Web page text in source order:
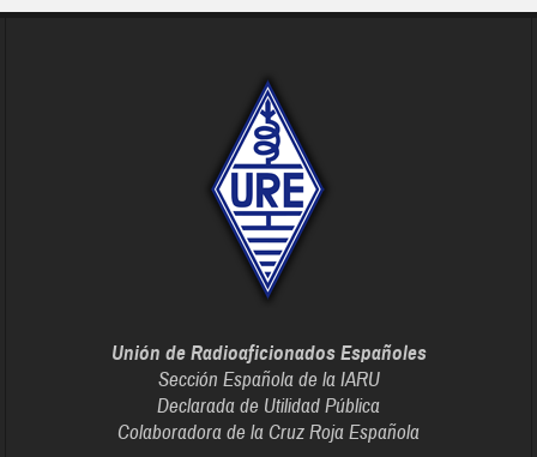
Unión de Radioaficionados Españoles
Sección Española de la IARU
Declarada de Utilidad Pública
Colaboradora de la Cruz Roja Española